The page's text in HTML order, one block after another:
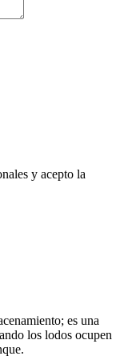
y acepto la
es una
los lodos ocupen